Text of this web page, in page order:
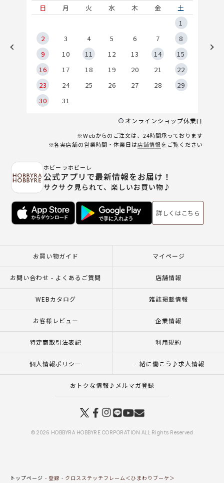
日
月 火 水 木 金
土
1
2
3 4 5 6 7
8
9
10 11 12 13 14
15
16
17 18 19 20 21
22
23
24 25 26 27 28
29
30
31
オンラインショップ休業日
※Webからのご注文は、24時間承っております
※各実店舗の営業時間・休業日は店舗情報をご覧ください
ホビーラホビーレ
公式アプリで最新情報をお届け！
サクサク見られて、楽しいお買い物♪
詳しくはこちら
お買い物ガイド マイページ
お問い合わせ - よくあるご質問 店舗情報
WEBカタログ 雑誌掲載情報
お客様レビュー 企業情報
特定商取引法表記 利用規約
個人情報ポリシー 一緒に働こう♪求人情報
おトクな情報♪メルマガ登録
© 2026 HOBBYRA HOBBYRE CORPORATION ALL Rights Reserved
トップページ 登録 クロスステッチフレーム＜ひまわりブーケ＞